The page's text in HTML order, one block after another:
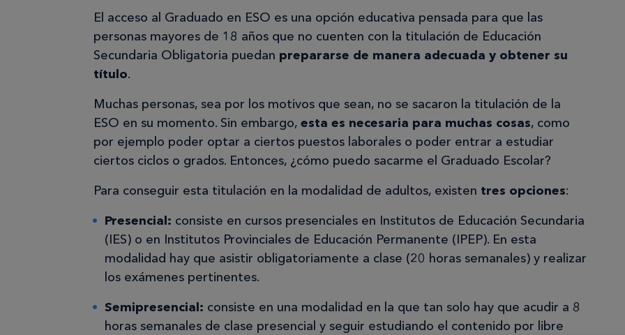
El acceso al Graduado en ESO es una opción educativa pensada para que las
personas mayores de 18 años que no cuenten con la titulación de Educación
Secundaria Obligatoria puedan prepararse de manera adecuada y obtener su
título.
Muchas personas, sea por los motivos que sean, no se sacaron la titulación de la
ESO en su momento. Sin embargo, esta es necesaria para muchas cosas, como
por ejemplo poder optar a ciertos puestos laborales o poder entrar a estudiar
ciertos ciclos o grados. Entonces, ¿cómo puedo sacarme el Graduado Escolar?
Para conseguir esta titulación en la modalidad de adultos, existen tres opciones:
Presencial: consiste en cursos presenciales en Institutos de Educación Secundaria
(IES) o en Institutos Provinciales de Educación Permanente (IPEP). En esta
modalidad hay que asistir obligatoriamente a clase (20 horas semanales) y realizar
los exámenes pertinentes.
Semipresencial: consiste en una modalidad en la que tan solo hay que acudir a 8
horas semanales de clase presencial y seguir estudiando el contenido por libre